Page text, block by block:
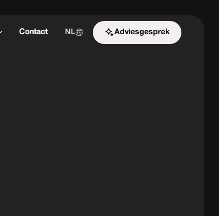
Contact NL
Adviesgesprek
Start de uitdaging